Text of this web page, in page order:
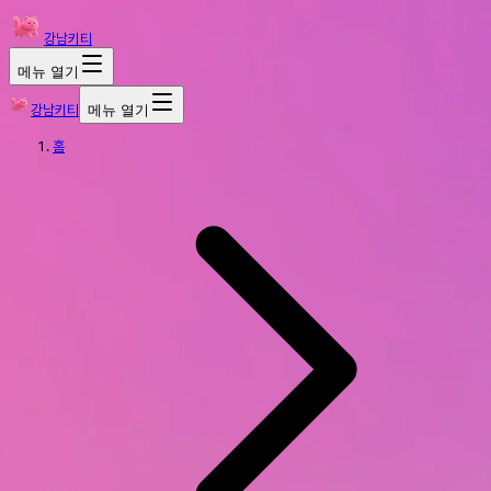
강남키티
메뉴 열기
강남키티 메뉴 열기
홈